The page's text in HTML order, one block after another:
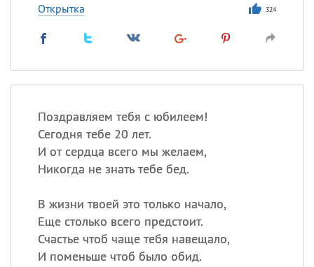
Открытка 324
Поздравляем тебя с юбилеем!
Сегодня тебе 20 лет.
И от сердца всего мы желаем,
Никогда не знать тебе бед.
В жизни твоей это только начало,
Еще столько всего предстоит.
Счастье чтоб чаще тебя навещало,
И поменьше чтоб было обид.